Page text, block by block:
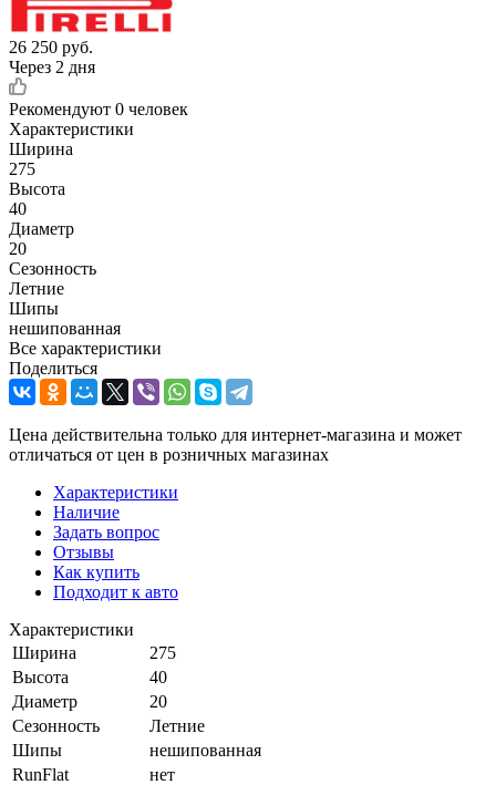
26 250 руб.
Через 2 дня
Рекомендуют 0 человек
Характеристики
Ширина
275
Высота
40
Диаметр
20
Сезонность
Летние
Шипы
нешипованная
Все характеристики
Поделиться
Цена действительна только для интернет-магазина и может
отличаться от цен в розничных магазинах
Характеристики
Наличие
Задать вопрос
Отзывы
Как купить
Подходит к авто
Характеристики
Ширина
275
Высота
40
Диаметр
20
Сезонность
Летние
Шипы
нешипованная
RunFlat
нет